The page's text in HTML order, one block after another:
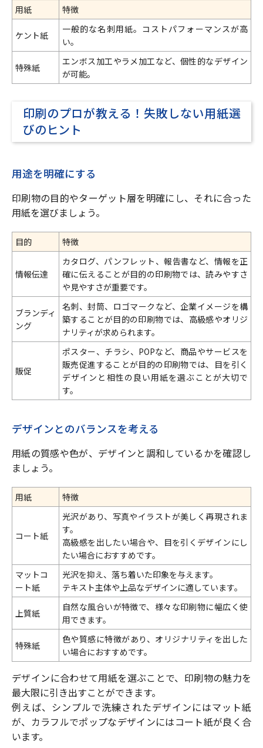
用紙 特徴
ケント紙
一般的な名刺用紙。コストパフォーマンスが高
い。
特殊紙
エンボス加工やラメ加工など、個性的なデザイン
が可能。
印刷のプロが教える！失敗しない用紙選
びのヒント
用途を明確にする
印刷物の目的やターゲット層を明確にし、それに合った
用紙を選びましょう。
目的 特徴
情報伝達
カタログ、パンフレット、報告書など、情報を正
確に伝えることが目的の印刷物では、読みやすさ
や見やすさが重要です。
ブランディ
ング
名刺、封筒、ロゴマークなど、企業イメージを構
築することが目的の印刷物では、高級感やオリジ
ナリティが求められます。
販促
ポスター、チラシ、POPなど、商品やサービスを
販売促進することが目的の印刷物では、目を引く
デザインと相性の良い用紙を選ぶことが大切で
す。
デザインとのバランスを考える
用紙の質感や色が、デザインと調和しているかを確認し
ましょう。
用紙 特徴
コート紙
光沢があり、写真やイラストが美しく再現されま
す。
高級感を出したい場合や、目を引くデザインにし
たい場合におすすめです。
マットコ
ート紙
光沢を抑え、落ち着いた印象を与えます。
テキスト主体や上品なデザインに適しています。
上質紙
自然な風合いが特徴で、様々な印刷物に幅広く使
用できます。
特殊紙
色や質感に特徴があり、オリジナリティを出した
い場合におすすめです。
デザインに合わせて用紙を選ぶことで、印刷物の魅力を
最大限に引き出すことができます。
例えば、シンプルで洗練されたデザインにはマット紙
が、カラフルでポップなデザインにはコート紙が良く合
います。